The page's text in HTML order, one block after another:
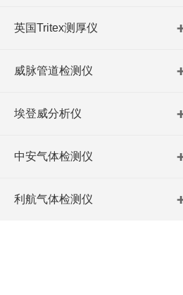
英国Tritex测厚仪
威脉管道检测仪
埃登威分析仪
中安气体检测仪
利航气体检测仪